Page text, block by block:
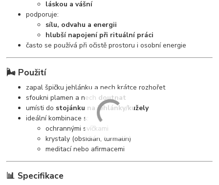
láskou a vášní
podporuje:
sílu, odvahu a energii
hlubší napojení při rituální práci
často se používá při očistě prostoru i osobní energie
🌬️ Použití
zapal špičku jehlánku a nech krátce rozhořet
sfoukni plamen a nech doutnat
umísti do stojánku na jehlánky/kužely
ideální kombinace s:
ochrannými svíčkami
krystaly (obsidián, turmalín)
meditací nebo afirmacemi
📊 Specifikace